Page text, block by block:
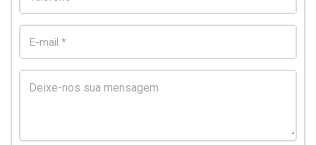
E-mail *
Deixe-nos sua mensagem